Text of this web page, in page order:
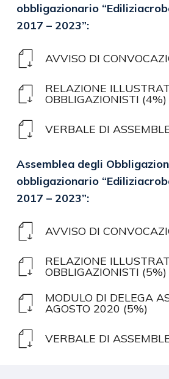
obbligazionario
2017 – 2023”:
AVVISO DI
RELAZIONE
OBBLIGAZIONISTI (4%)
VERBALE DI
Assemblea degli
obbligazionario
2017 – 2023”:
AVVISO DI
RELAZIONE
OBBLIGAZIONISTI (5%)
MODULO DI DELEGA
AGOSTO 2020 (5%)
VERBALE DI